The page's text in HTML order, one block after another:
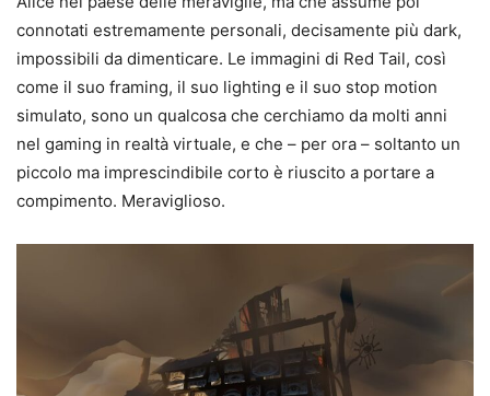
connotati estremamente personali, decisamente più dark,
impossibili da dimenticare. Le immagini di Red Tail, così
come il suo framing, il suo lighting e il suo stop motion
simulato, sono un qualcosa che cerchiamo da molti anni
nel gaming in realtà virtuale, e che – per ora – soltanto un
piccolo ma imprescindibile corto è riuscito a portare a
compimento. Meraviglioso.